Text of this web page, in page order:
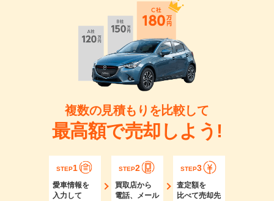
複数の見積もりを比較して
最高額で売却しよう!
STEP1
愛車情報を
入力して
STEP2
買取店から
電話、メール
STEP3
査定額を
比べて売却先